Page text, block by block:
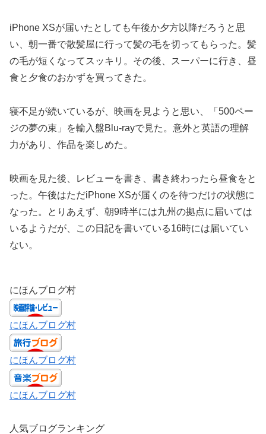
iPhone XSが届いたとしても午後か夕方以降だろうと思
い、朝一番で散髪屋に行って髪の毛を切ってもらった。髪
の毛が短くなってスッキリ。その後、スーパーに行き、昼
食と夕食のおかずを買ってきた。
寝不足が続いているが、映画を見ようと思い、「500ペー
ジの夢の束」を輸入盤Blu-rayで見た。意外と英語の理解
力があり、作品を楽しめた。
映画を見た後、レビューを書き、書き終わったら昼食をと
った。午後はただiPhone XSが届くのを待つだけの状態に
なった。とりあえず、朝9時半には九州の拠点に届いては
いるようだが、この日記を書いている16時には届いてい
ない。
にほんブログ村
にほんブログ村
にほんブログ村
にほんブログ村
人気ブログランキング